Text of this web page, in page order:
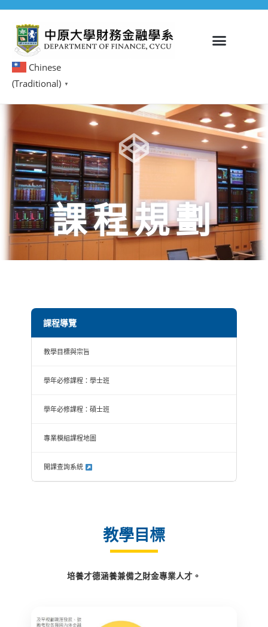
Chinese
(Traditional)
▼
課程規劃
課程導覽
教學目標與宗旨
學年必修課程：學士班
學年必修課程：碩士班
專業模組課程地圖
開課查詢系統
教學目標
培養才德涵養兼備之財金專業人才。